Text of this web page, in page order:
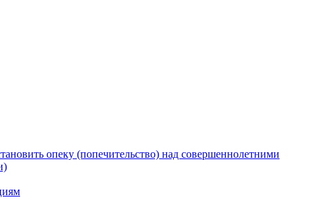
опеку (попечительство) над совершеннолетними